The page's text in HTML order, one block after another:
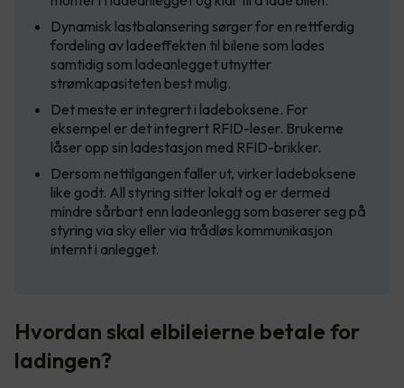
Dynamisk lastbalansering sørger for en rettferdig
fordeling av ladeeffekten til bilene som lades
samtidig som ladeanlegget utnytter
strømkapasiteten best mulig.
Det meste er integrert i ladeboksene. For
eksempel er det integrert RFID-leser. Brukerne
låser opp sin ladestasjon med RFID-brikker.
Dersom nettilgangen faller ut, virker ladeboksene
like godt. All styring sitter lokalt og er dermed
mindre sårbart enn ladeanlegg som baserer seg på
styring via sky eller via trådløs kommunikasjon
internt i anlegget.
Hvordan skal elbileierne betale for
ladingen?